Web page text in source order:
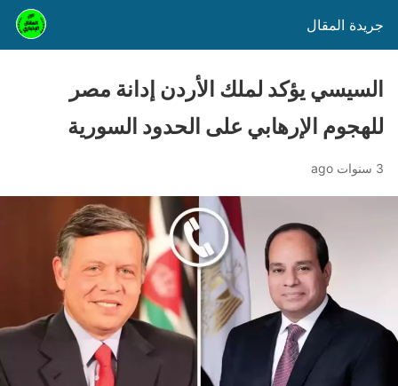
جريدة المقال
السيسي يؤكد لملك الأردن إدانة مصر
للهجوم الإرهابي على الحدود السورية
3 سنوات ago